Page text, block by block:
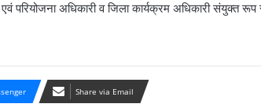
परियोजना अधिकारी व जिला कार्यक्रम अधिकारी संयुक्त रूप
Share via Email